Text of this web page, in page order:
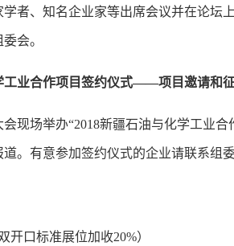
学者、知名企业家等出席会议并在论坛
会。
工业合作项目签约仪式——项目邀请和
会现场举办“2018新疆石油与化学工业
道。有意参加签约仪式的企业请联系组
双开口标准展位加收20%）